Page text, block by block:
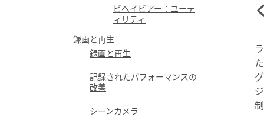
ビヘイビアー：ユーテ
ィリティ
録画と再生
録画と再生
記録されたパフォーマンスの
改善
シーンカメラ